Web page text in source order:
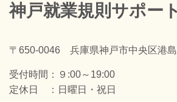
神戸就業規則サポート
〒650-0046 兵庫県神戸市中央区港
受付時間：
９:00～19:00
定休日 ： 日曜日・祝日